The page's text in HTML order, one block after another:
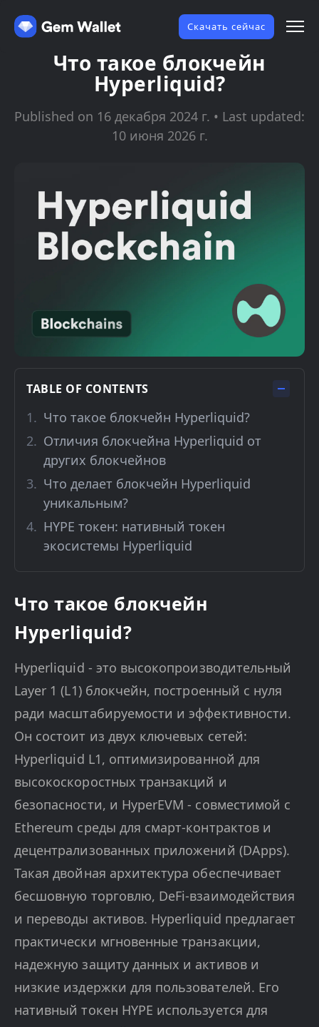
Скачать сейчас
Что такое блокчейн
Hyperliquid?
Published on 16 декабря 2024 г. • Last updated:
10 июня 2026 г.
TABLE OF CONTENTS
Что такое блокчейн Hyperliquid?
Отличия блокчейна Hyperliquid от
других блокчейнов
Что делает блокчейн Hyperliquid
уникальным?
HYPE токен: нативный токен
экосистемы Hyperliquid
Что такое блокчейн
Hyperliquid?
Hyperliquid - это высокопроизводительный
Layer 1 (L1) блокчейн, построенный с нуля
ради масштабируемости и эффективности.
Он состоит из двух ключевых сетей:
Hyperliquid L1, оптимизированной для
высокоскоростных транзакций и
безопасности, и HyperEVM - совместимой с
Ethereum среды для смарт-контрактов и
децентрализованных приложений (DApps).
Такая двойная архитектура обеспечивает
бесшовную торговлю, DeFi-взаимодействия
и переводы активов. Hyperliquid предлагает
практически мгновенные транзакции,
надежную защиту данных и активов и
низкие издержки для пользователей. Его
нативный токен HYPE используется для